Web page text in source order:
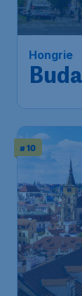
Hongrie
# 10